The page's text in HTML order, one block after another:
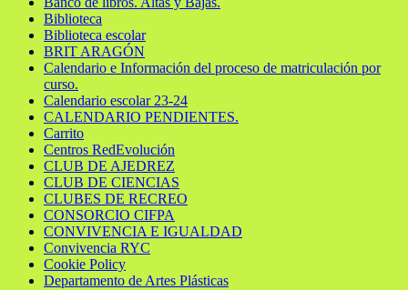
Biblioteca
Biblioteca escolar
BRIT ARAGÓN
Calendario e Información del proceso de matriculación por
curso.
Calendario escolar 23-24
CALENDARIO PENDIENTES.
Carrito
Centros RedEvolución
CLUB DE AJEDREZ
CLUB DE CIENCIAS
CLUBES DE RECREO
CONSORCIO CIFPA
CONVIVENCIA E IGUALDAD
Convivencia RYC
Cookie Policy
Departamento de Artes Plásticas